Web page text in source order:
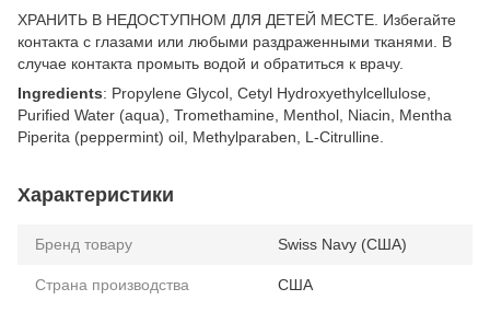
ХРАНИТЬ В НЕДОСТУПНОМ ДЛЯ ДЕТЕЙ МЕСТЕ. Избегайте
контакта с глазами или любыми раздраженными тканями. В
случае контакта промыть водой и обратиться к врачу.
Ingredients: Propylene Glycol, Cetyl Hydroxyethylcellulose,
Purified Water (aqua), Tromethamine, Menthol, Niacin, Mentha
Piperita (peppermint) oil, Methylparaben, L-Citrulline.
Характеристики
Бренд товару Swiss Navy (США)
Страна производства США